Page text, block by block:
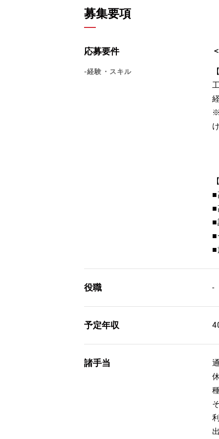
募集要項
応募要件
-経験・スキル
■
■
■
■
■
役職 -
予定年収
諸手当